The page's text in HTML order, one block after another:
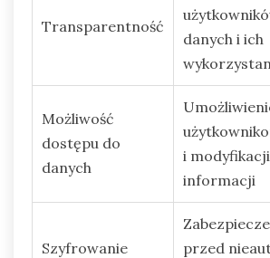
Transparentność
danych i ich
Możliwość
dostępu do
danych
i
informacji
Szyfrowanie
przed